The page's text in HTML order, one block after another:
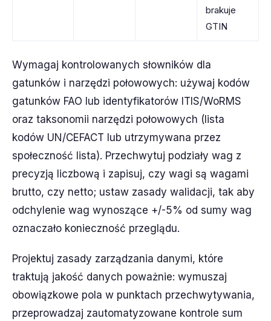
brakuje
GTIN
Wymagaj kontrolowanych słowników dla
gatunków i narzędzi połowowych: używaj kodów
gatunków FAO lub identyfikatorów ITIS/WoRMS
oraz taksonomii narzędzi połowowych (lista
kodów UN/CEFACT lub utrzymywana przez
społeczność lista). Przechwytuj podziały wag z
precyzją liczbową i zapisuj, czy wagi są wagami
brutto, czy netto; ustaw zasady walidacji, tak aby
odchylenie wag wynoszące +/-5% od sumy wag
oznaczało konieczność przeglądu.
Projektuj zasady zarządzania danymi, które
traktują jakość danych poważnie: wymuszaj
obowiązkowe pola w punktach przechwytywania,
przeprowadzaj zautomatyzowane kontrole sum